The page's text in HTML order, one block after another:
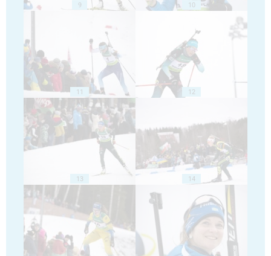
9 10
11 12
13 14